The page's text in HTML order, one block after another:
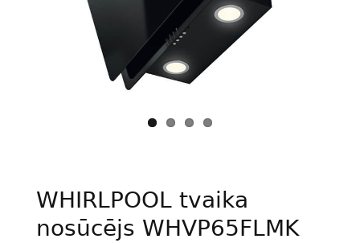
WHIRLPOOL tvaika
nosūcējs WHVP65FLMK